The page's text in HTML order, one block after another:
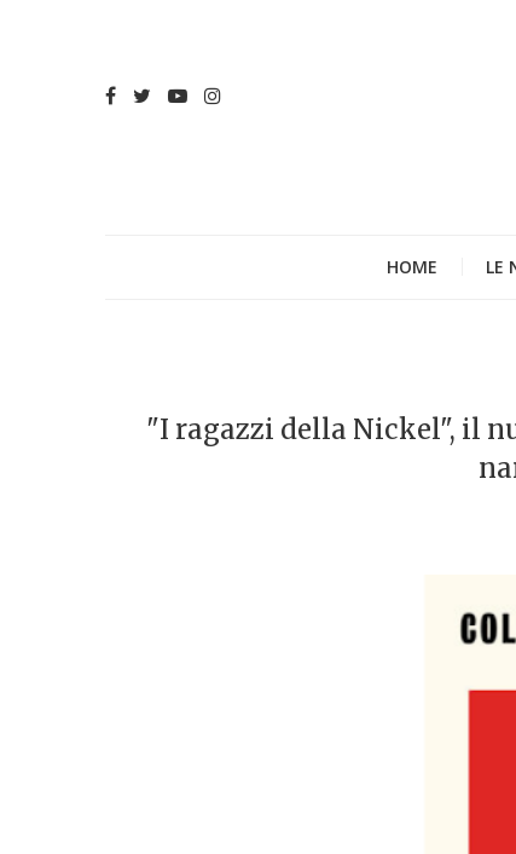
HOME LE
"I ragazzi della Nickel", il